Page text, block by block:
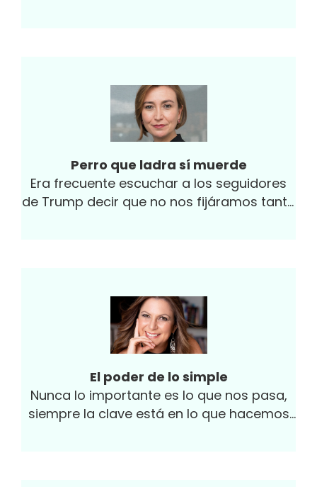
Perro que ladra sí muerde
Era frecuente escuchar a los seguidores
de Trump decir que no nos fijáramos tanto
El poder de lo simple
Nunca lo importante es lo que nos pasa,
siempre la clave está en lo que hacemos